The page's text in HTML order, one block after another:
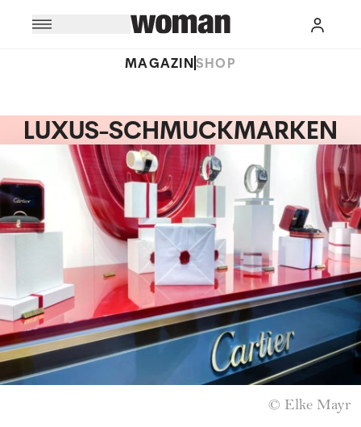
MAGAZINSHOP
LUXUS-SCHMUCKMARKEN
© Elke Mayr